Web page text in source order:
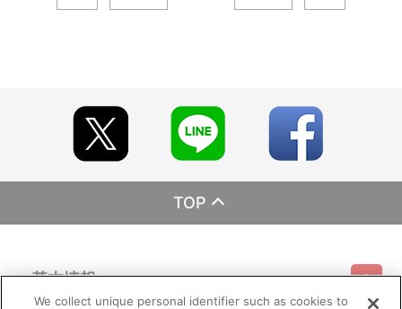
TOP
基本情報
We collect unique personal identifier such as cookies to